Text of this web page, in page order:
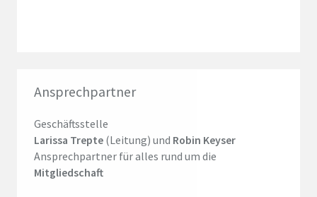
Ansprechpartner
Geschäftsstelle
Larissa Trepte (Leitung) und Robin Keyser
Ansprechpartner für alles rund um die
Mitgliedschaft